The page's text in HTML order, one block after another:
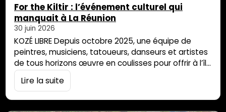
For the Kiltir : l’événement culturel qui
manquait à La Réunion
30 juin 2026
KOZÉ LIBRE Depuis octobre 2025, une équipe de
peintres, musiciens, tatoueurs, danseurs et artistes
de tous horizons œuvre en coulisses pour offrir à l’île
quelque chose qui lui ressemble. Du 7 au 9 août
2026, leur travail prend forme sur la plage de
Lire la suite